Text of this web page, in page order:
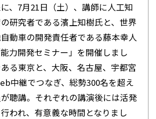
、7月21日（土）、講師に人工知
研究者である濱上知樹氏と、世界
動車の開発責任者である藤本幸人
力開発セミナー」を開催しまし
る東京と、大阪、名古屋、宇都宮
中継でつなぎ、総勢300名を超え
聴講。それぞれの講演後には活発
われ、有意義な時間となりまし